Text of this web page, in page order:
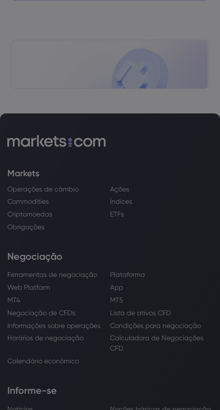
Markets
Operações de câmbio
Ações
Commodities
Índices
Criptomoedas
ETFs
Obrigações
Negociação
Ferramentas de negociação
Plataforma
Web Platform
App
MT4
MT5
Negociação de CFDs
Lista de ativos CFD
Informações sobre operações
Condições para negociação
Horários de negociação
Calculadora de Negociações
CFD
Calendário económico
Informe-se